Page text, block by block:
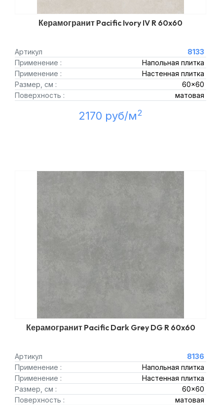
Керамогранит Pacific Ivory IV R 60x60
Артикул
8133
Применение :
Напольная плитка
Применение :
Настенная плитка
Размер, см :
60x60
Поверхность :
матовая
2170 руб/м2
Керамогранит Pacific Dark Grey DG R 60x60
Артикул
8136
Применение :
Напольная плитка
Применение :
Настенная плитка
Размер, см :
60x60
Поверхность :
матовая